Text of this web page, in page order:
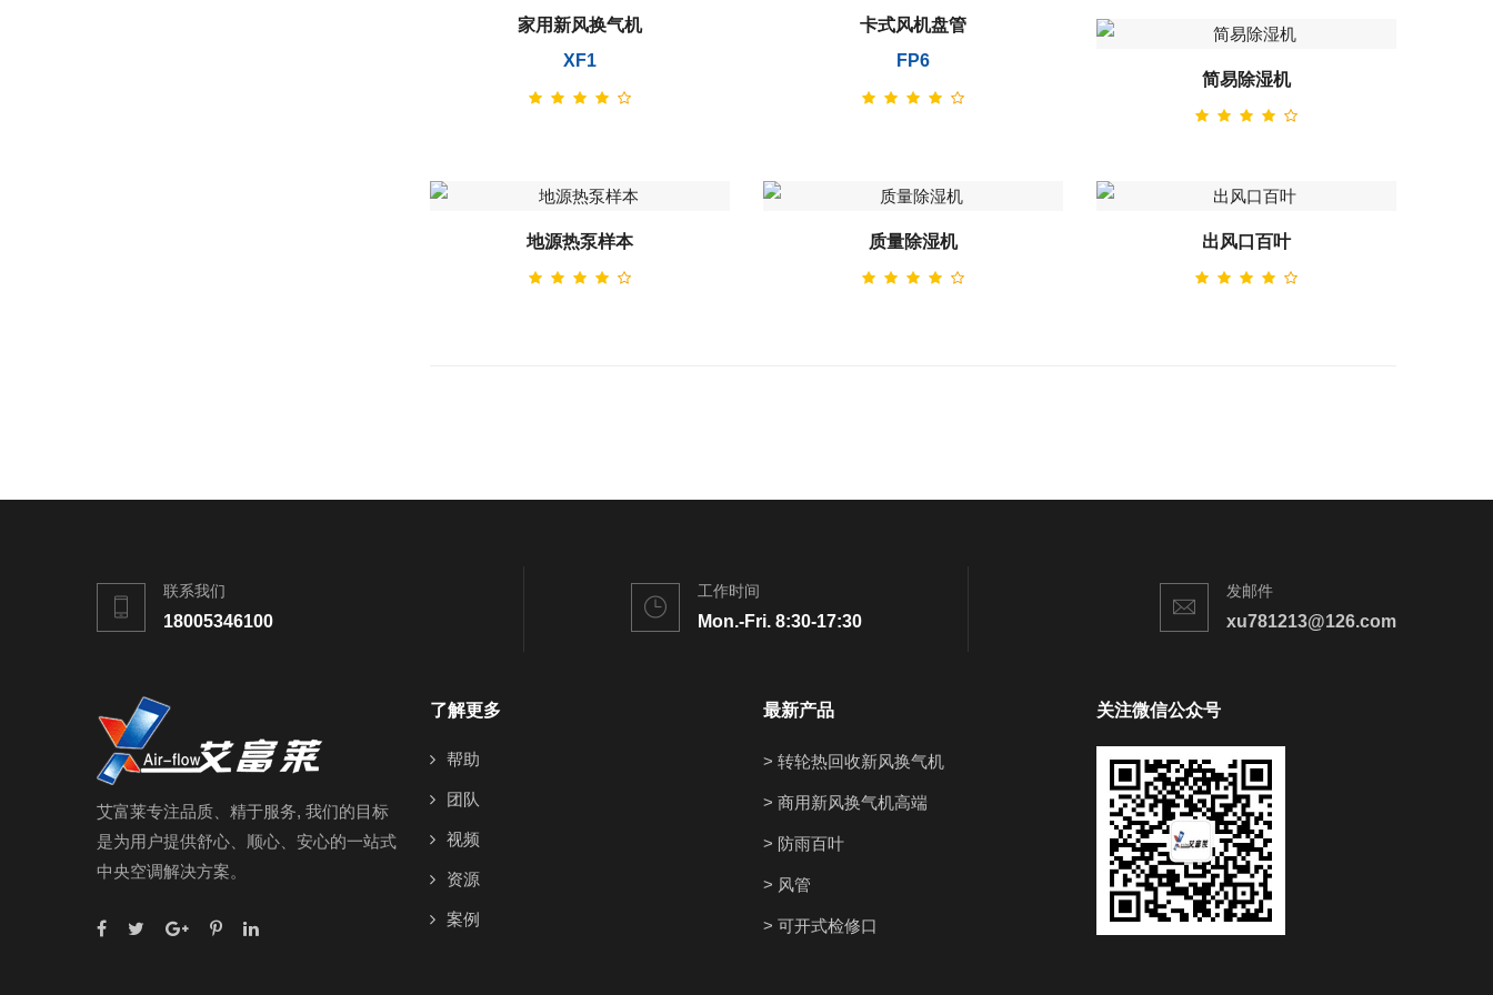
家用新风换气机
XF1
卡式风机盘管
FP6
简易除湿机
地源热泵样本 质量除湿机 出风口百叶
联系我们
18005346100
工作时间
Mon.-Fri. 8:30-17:30
发邮件
xu781213@126.com
艾富莱专注品质、精于服务, 我们的目标
是为用户提供舒心、顺心、安心的一站式
中央空调解决方案。
了解更多
帮助
团队
视频
资源
案例
最新产品
> 转轮热回收新风换气机
> 商用新风换气机高端
> 防雨百叶
> 风管
> 可开式检修口
关注微信公众号